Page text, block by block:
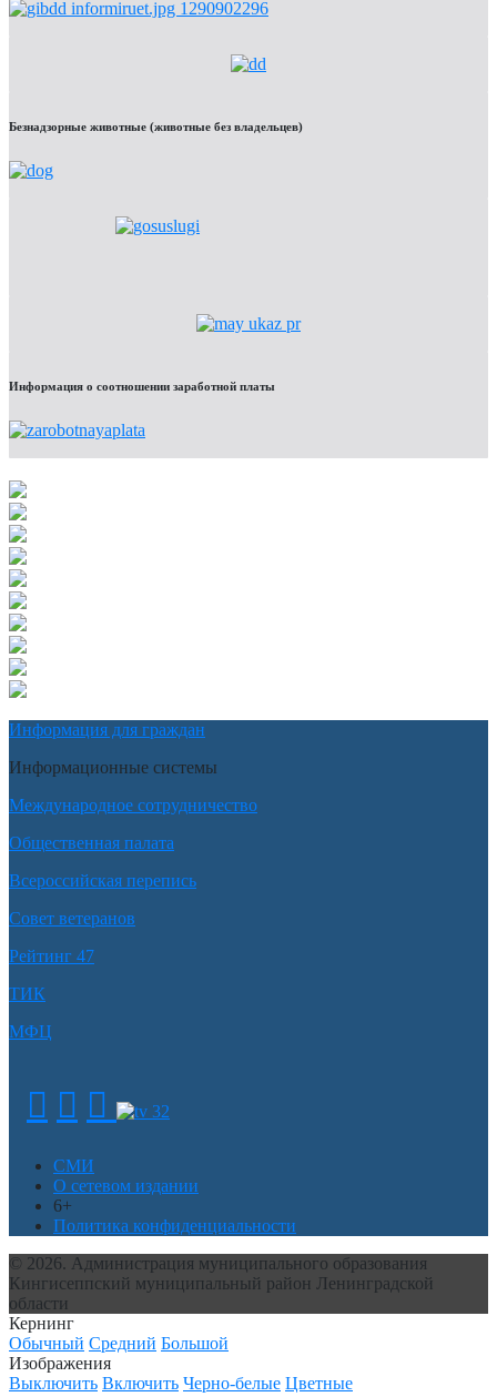
Безнадзорные животные (животные без владельцев)
Информация о соотношении заработной платы
Информация для граждан
Информационные системы
Международное сотрудничество
Общественная палата
Всероссийская перепись
Совет ветеранов
Рейтинг 47
ТИК
МФЦ
СМИ
О сетевом издании
6+
Политика конфиденциальности
© 2026. Администрация муниципального образования
Кингисеппский муниципальный район Ленинградской
области
Кернинг
Обычный Средний Большой
Изображения
Выключить Включить Черно-белые Цветные